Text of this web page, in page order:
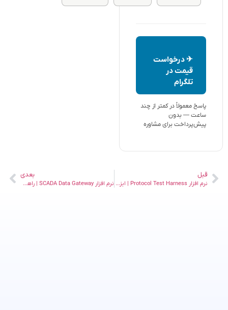
✈ درخواست
قیمت در
تلگرام
پاسخ معمولاً در کمتر از چند
ساعت — بدون
پیش‌پرداخت برای مشاوره
قبل
نرم افزار Protocol Test Harness | ابزار قدرتمند تست پروتکل‌های SCADA
بعدی
نرم افزار SCADA Data Gateway | راهکاری پیشرفته سیستم‌های اسکادا